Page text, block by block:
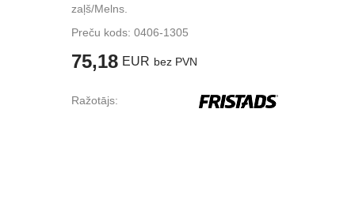
zaļš/Melns.
Preču kods: 0406-1305
75,18 EUR bez PVN
Ražotājs: